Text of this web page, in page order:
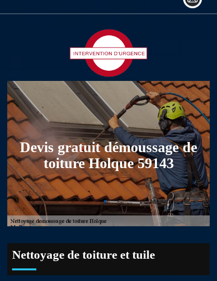
Devis gratuit démoussage de
toiture Holque 59143
Nettoyage de toiture et tuile